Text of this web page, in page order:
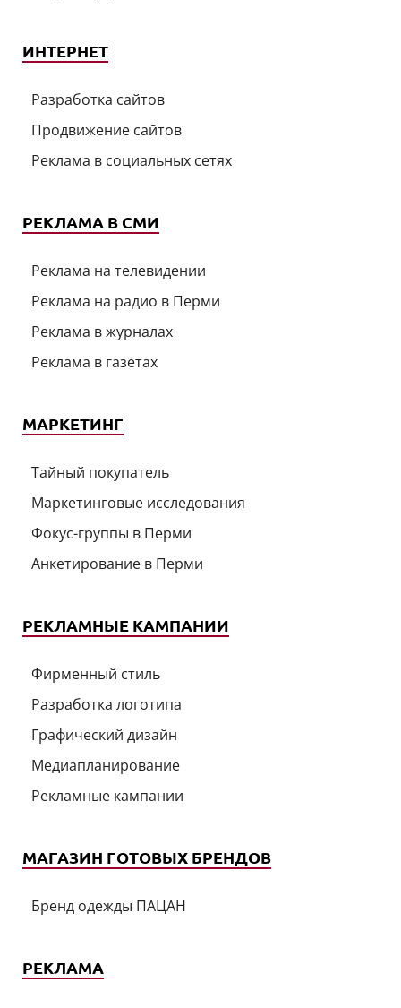
ИНТЕРНЕТ
Разработка сайтов
Продвижение сайтов
Реклама в социальных сетях
РЕКЛАМА В СМИ
Реклама на телевидении
Реклама на радио в Перми
Реклама в журналах
Реклама в газетах
МАРКЕТИНГ
Тайный покупатель
Маркетинговые исследования
Фокус-группы в Перми
Анкетирование в Перми
РЕКЛАМНЫЕ КАМПАНИИ
Фирменный стиль
Разработка логотипа
Графический дизайн
Медиапланирование
Рекламные кампании
МАГАЗИН ГОТОВЫХ БРЕНДОВ
Бренд одежды ПАЦАН
РЕКЛАМА